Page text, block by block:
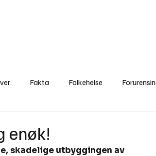
Fakta Folkehelse
enøk!
skadelige utbyggingen av